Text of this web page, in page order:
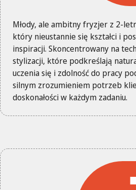
Młody, ale ambitny fryzjer z 2-
który nieustannie się kształci i
inspiracji. Skoncentrowany na
stylizacji, które podkreślają
uczenia się i zdolność do pracy
silnym zrozumieniem potrzeb
doskonałości w każdym zadaniu.